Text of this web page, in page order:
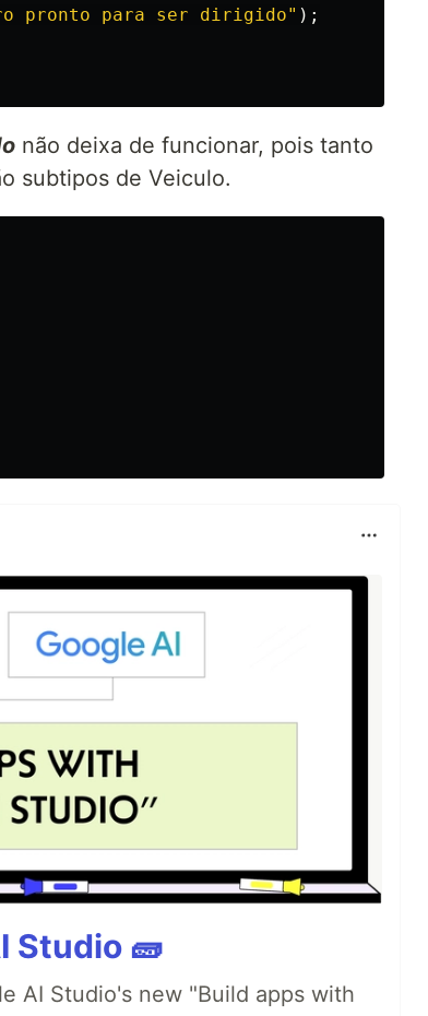
pronto para ser dirigido" );
não deixa de funcionar, pois tanto
subtipos de Veiculo.
Studio 🧱
AI Studio's new "Build apps with